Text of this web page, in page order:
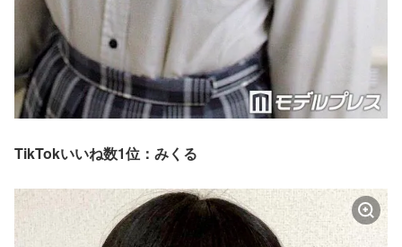
TikTokいいね数1位：みくる